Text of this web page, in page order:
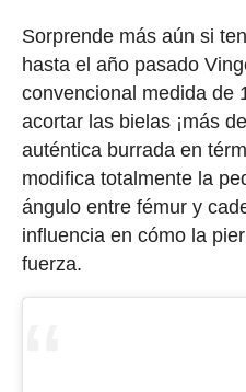
Sorprende más aún si
hasta el año pasado
convencional medida de
acortar las bielas ¡más
auténtica burrada en
modifica totalmente la
ángulo entre fémur y
influencia en cómo la
fuerza.